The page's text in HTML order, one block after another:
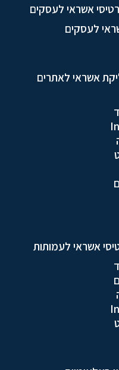
אשראי לעסקים
לעסקים
אשראי לאתרים
אשראי לעמותות